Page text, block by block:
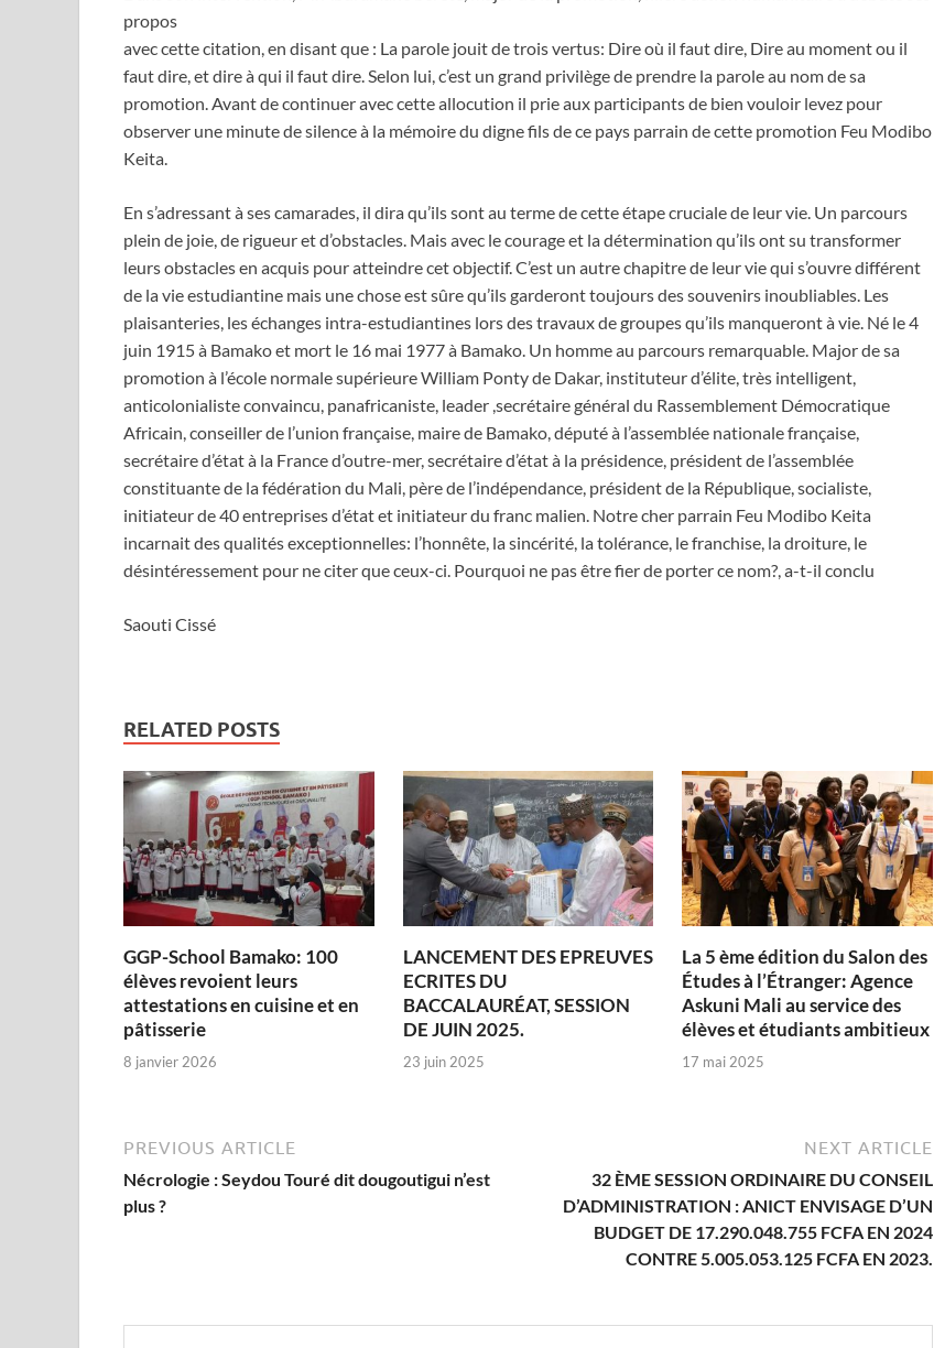
propos
avec cette citation, en disant que : La parole jouit de trois vertus: Dire où il faut dire, Dire au moment ou il
faut dire, et dire à qui il faut dire. Selon lui, c’est un grand privilège de prendre la parole au nom de sa
promotion. Avant de continuer avec cette allocution il prie aux participants de bien vouloir levez pour
observer une minute de silence à la mémoire du digne fils de ce pays parrain de cette promotion Feu Modibo
Keita.
En s’adressant à ses camarades, il dira qu’ils sont au terme de cette étape cruciale de leur vie. Un parcours
plein de joie, de rigueur et d’obstacles. Mais avec le courage et la détermination qu’ils ont su transformer
leurs obstacles en acquis pour atteindre cet objectif. C’est un autre chapitre de leur vie qui s’ouvre différent
de la vie estudiantine mais une chose est sûre qu’ils garderont toujours des souvenirs inoubliables. Les
plaisanteries, les échanges intra-estudiantines lors des travaux de groupes qu’ils manqueront à vie. Né le 4
juin 1915 à Bamako et mort le 16 mai 1977 à Bamako. Un homme au parcours remarquable. Major de sa
promotion à l’école normale supérieure William Ponty de Dakar, instituteur d’élite, très intelligent,
anticolonialiste convaincu, panafricaniste, leader ,secrétaire général du Rassemblement Démocratique
Africain, conseiller de l’union française, maire de Bamako, député à l’assemblée nationale française,
secrétaire d’état à la France d’outre-mer, secrétaire d’état à la présidence, président de l’assemblée
constituante de la fédération du Mali, père de l’indépendance, président de la République, socialiste,
initiateur de 40 entreprises d’état et initiateur du franc malien. Notre cher parrain Feu Modibo Keita
incarnait des qualités exceptionnelles: l’honnête, la sincérité, la tolérance, le franchise, la droiture, le
désintéressement pour ne citer que ceux-ci. Pourquoi ne pas être fier de porter ce nom?, a-t-il conclu
Saouti Cissé
RELATED POSTS
GGP-School Bamako: 100
élèves revoient leurs
attestations en cuisine et en
pâtisserie
8 janvier 2026
LANCEMENT DES EPREUVES
ECRITES DU
BACCALAURÉAT, SESSION
DE JUIN 2025.
23 juin 2025
La 5 ème édition du Salon des
Études à l’Étranger: Agence
Askuni Mali au service des
élèves et étudiants ambitieux
17 mai 2025
PREVIOUS ARTICLE
Nécrologie : Seydou Touré dit dougoutigui n’est
plus ?
NEXT ARTICLE
32 ÈME SESSION ORDINAIRE DU CONSEIL
D’ADMINISTRATION : ANICT ENVISAGE D’UN
BUDGET DE 17.290.048.755 FCFA EN 2024
CONTRE 5.005.053.125 FCFA EN 2023.